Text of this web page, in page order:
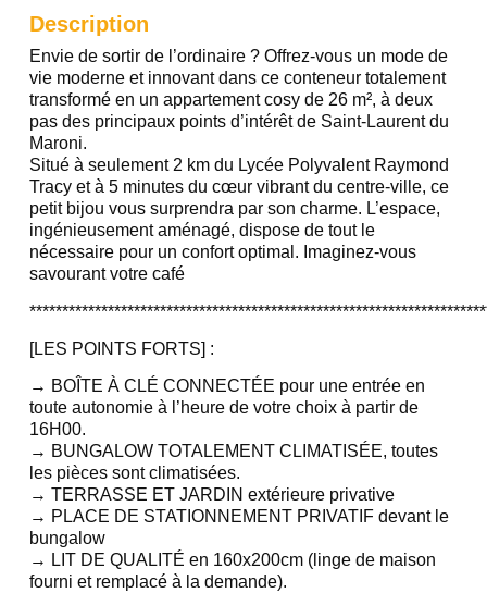
Description
Envie de sortir de l’ordinaire ? Offrez-vous un mode de
vie moderne et innovant dans ce conteneur totalement
transformé en un appartement cosy de 26 m², à deux
pas des principaux points d’intérêt de Saint-Laurent du
Maroni.
Situé à seulement 2 km du Lycée Polyvalent Raymond
Tracy et à 5 minutes du cœur vibrant du centre-ville, ce
petit bijou vous surprendra par son charme. L’espace,
ingénieusement aménagé, dispose de tout le
nécessaire pour un confort optimal. Imaginez-vous
savourant votre café
[LES POINTS FORTS] :
→ BOÎTE À CLÉ CONNECTÉE pour une entrée en
toute autonomie à l’heure de votre choix à partir de
16H00.
→ BUNGALOW TOTALEMENT CLIMATISÉE, toutes
les pièces sont climatisées.
→ TERRASSE ET JARDIN extérieure privative
→ PLACE DE STATIONNEMENT PRIVATIF devant le
bungalow
→ LIT DE QUALITÉ en 160x200cm (linge de maison
fourni et remplacé à la demande).